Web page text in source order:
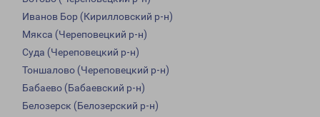
Иванов Бор (Кирилловский р-н)
Мякса (Череповецкий р-н)
Суда (Череповецкий р-н)
Тоншалово (Череповецкий р-н)
Бабаево (Бабаевский р-н)
Белозерск (Белозерский р-н)